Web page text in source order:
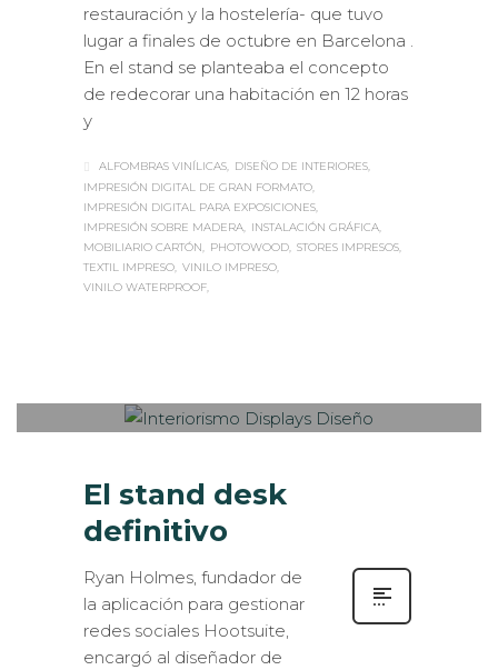
restauración y la hostelería- que tuvo
lugar a finales de octubre en Barcelona .
En el stand se planteaba el concepto
de redecorar una habitación en 12 horas
y
ALFOMBRAS VINÍLICAS
DISEÑO DE INTERIORES
IMPRESIÓN DIGITAL DE GRAN FORMATO
IMPRESIÓN DIGITAL PARA EXPOSICIONES
IMPRESIÓN SOBRE MADERA
INSTALACIÓN GRÁFICA
MOBILIARIO CARTÓN
PHOTOWOOD STORES IMPRESOS
TEXTIL IMPRESO VINILO IMPRESO
VINILO WATERPROOF
El stand desk
definitivo
Ryan Holmes, fundador de
la aplicación para gestionar
redes sociales Hootsuite,
encargó al diseñador de